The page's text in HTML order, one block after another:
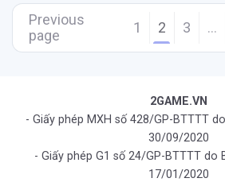
Previous
page
1 2 3 …
2GAME.VN
- Giấy phép MXH số 428/GP-BTTTT
30/09/2020
- Giấy phép G1 số 24/GP-BTTTT do
17/01/2020